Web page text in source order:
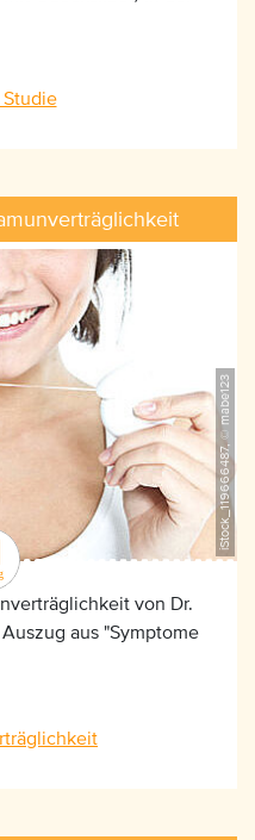
iStock_119666487, © mabe123
von Dr.
aus "Symptome